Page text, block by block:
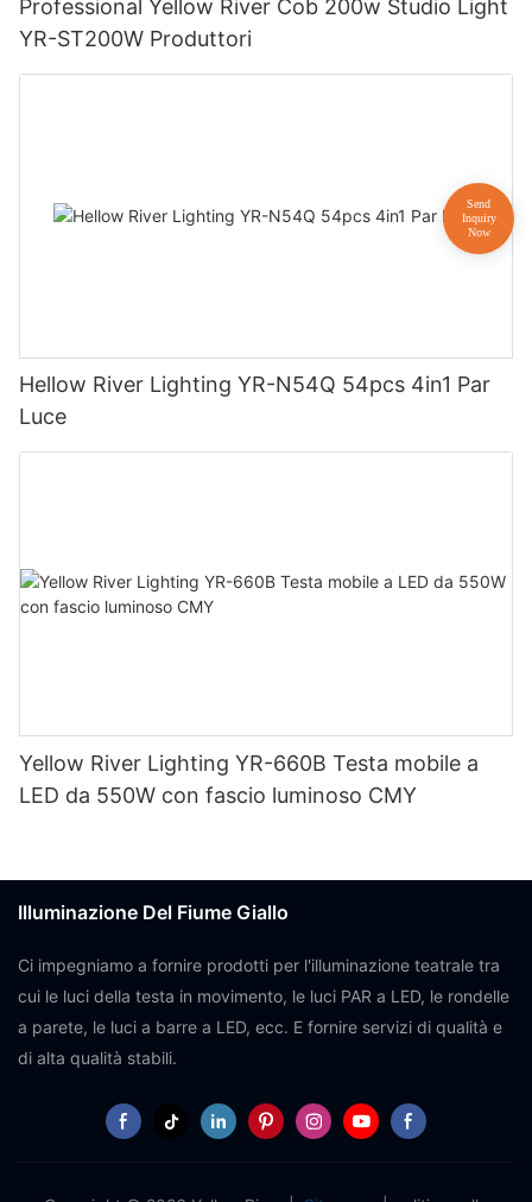
Professional Yellow River Cob 200w Studio Light
YR-ST200W Produttori
Hellow River Lighting YR-N54Q 54pcs 4in1 Par
Luce
Yellow River Lighting YR-660B Testa mobile a
LED da 550W con fascio luminoso CMY
Illuminazione Del Fiume Giallo
Ci impegniamo a fornire prodotti per l'illuminazione teatrale tra
cui le luci della testa in movimento, le luci PAR a LED, le rondelle
a parete, le luci a barre a LED, ecc. E fornire servizi di qualità e
di alta qualità stabili.